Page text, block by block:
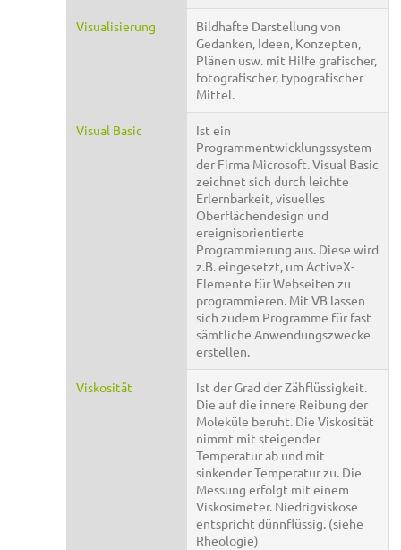
Visualisierung
Bildhafte Darstellung von
Gedanken, Ideen, Konzepten,
Plänen usw. mit Hilfe grafischer,
fotografischer, typografischer
Mittel.
Visual Basic
Ist ein
Programmentwicklungssystem
der Firma Microsoft. Visual Basic
zeichnet sich durch leichte
Erlernbarkeit, visuelles
Oberflächendesign und
ereignisorientierte
Programmierung aus. Diese wird
z.B. eingesetzt, um ActiveX-
Elemente für Webseiten zu
programmieren. Mit VB lassen
sich zudem Programme für fast
sämtliche Anwendungszwecke
erstellen.
Viskosität
Ist der Grad der Zähflüssigkeit.
Die auf die innere Reibung der
Moleküle beruht. Die Viskosität
nimmt mit steigender
Temperatur ab und mit
sinkender Temperatur zu. Die
Messung erfolgt mit einem
Viskosimeter. Niedrigviskose
entspricht dünnflüssig. (siehe
Rheologie)